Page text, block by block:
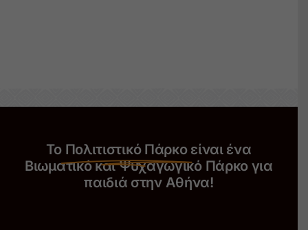
Το Πολιτιστικό Πάρκο είναι ένα
Βιωματικό και Ψυχαγωγικό Πάρκο για
παιδιά στην Αθήνα!